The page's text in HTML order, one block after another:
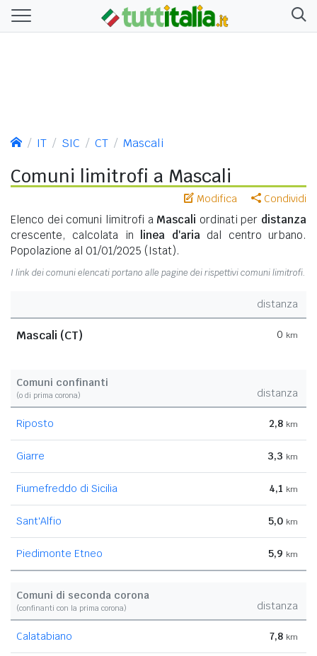
IT SIC CT Mascali
Comuni limitrofi a Mascali
Modifica Condividi
Elenco dei comuni limitrofi a Mascali ordinati per distanza
crescente, calcolata in
linea d'aria dal centro urbano.
Popolazione al 01/01/2025 (Istat).
I link dei comuni elencati portano alle pagine dei rispettivi comuni limitrofi.
distanza
Mascali (CT) 0 km
Comuni confinanti
(o di prima corona) distanza
Riposto 2,8 km
Giarre 3,3 km
Fiumefreddo di Sicilia 4,1 km
Sant'Alfio 5,0 km
Piedimonte Etneo 5,9 km
Comuni di seconda corona
(confinanti con la prima corona) distanza
Calatabiano 7,8 km